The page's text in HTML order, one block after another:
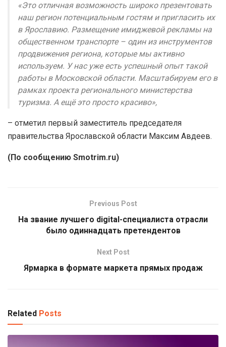
«Это отличная возможность широко презентовать
наш регион потенциальным гостям и пригласить их
в Ярославию. Размещение имиджевой рекламы на
общественном транспорте – один из инструментов
продвижения региона, которые мы активно
используем. У нас уже есть успешный опыт такой
работы в Московской области. Масштабируем его в
рамках проекта регионального министерства
туризма. А ещё это просто красиво»,
– отметил первый заместитель председателя
правительства Ярославской области Максим Авдеев.
(По сообщению Smotrim.ru)
Previous Post
На звание лучшего digital-специалиста отрасли
было одиннадцать претендентов
Next Post
Ярмарка в формате маркета прямых продаж
Related Posts